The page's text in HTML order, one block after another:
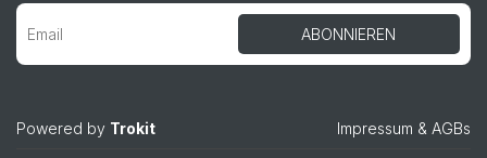
Powered by Trokit Impressum & AGBs